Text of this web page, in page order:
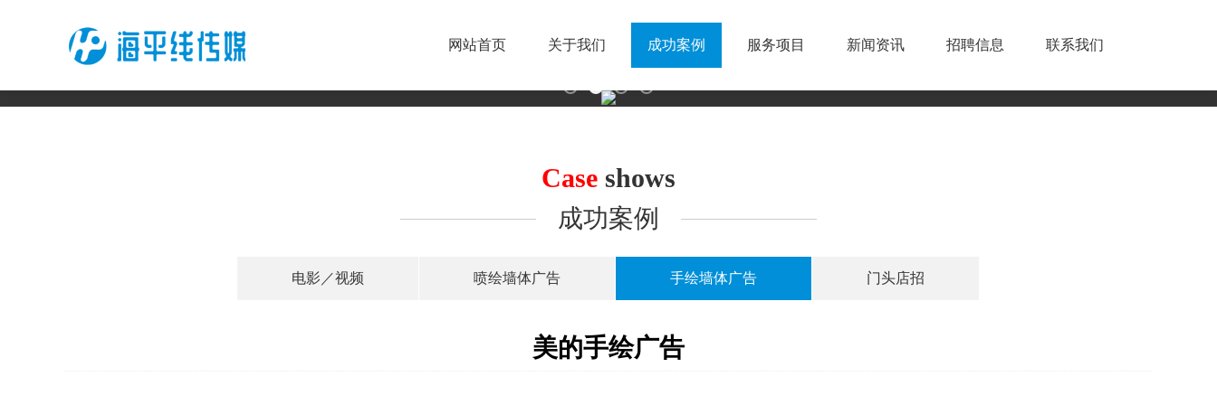
网站首页 关于我们 成功案例 服务项目 新闻资讯 招聘信息 联系我们
Case shows
成功案例
电影／视频 喷绘墙体广告 手绘墙体广告 门头店招
美的手绘广告